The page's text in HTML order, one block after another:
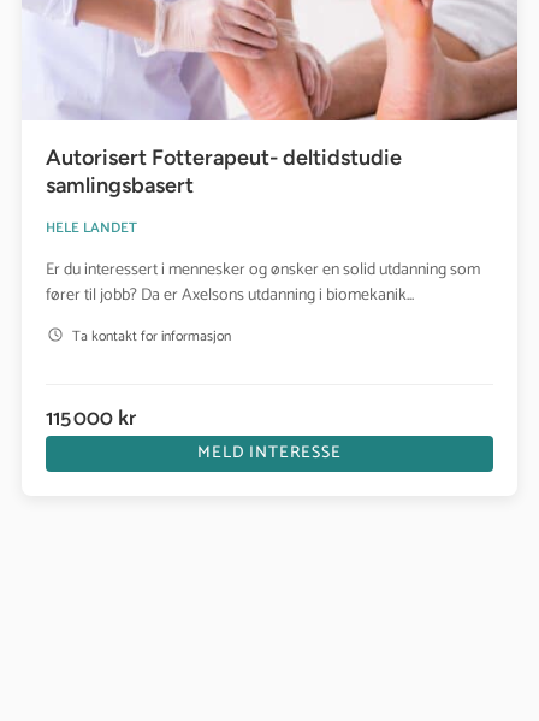
Autorisert Fotterapeut- deltidstudie
samlingsbasert
HELE LANDET
Er du interessert i mennesker og ønsker en solid utdanning som
fører til jobb? Da er Axelsons utdanning i biomekanik...
Ta kontakt for informasjon
115 000 kr
MELD INTERESSE